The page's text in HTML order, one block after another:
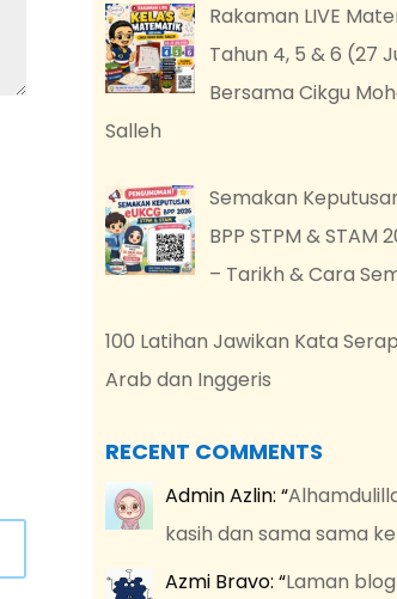
Rakaman LIVE
Tahun 4, 5 & 6 (27
Bersama Cikgu
Salleh
Semakan
BPP STPM & STAM
– Tarikh & Cara
100 Latihan Jawikan Kata
Arab dan Inggeris
RECENT COMMENTS
Admin Azlin: “
kasih dan sama sama
Azmi Bravo: “Laman